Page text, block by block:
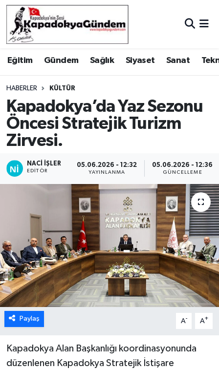
Eğitim Gündem Sağlık Siyaset Sanat
HABERLER KÜLTÜR
Kapadokya’da Yaz Sezonu
Öncesi Stratejik Turizm
Zirvesi.
NACI İŞLER
EDITÖR
05.06.2026 - 12:32
YAYINLANMA
05.06.2026 - 12:36
GÜNCELLEME
Paylaş A- A+
Kapadokya Alan Başkanlığı koordinasyonunda
düzenlenen Kapadokya Stratejik İstişare
Hava Durumu
Trafik Durumu
Süper Lig Puan Durumu ve Fikstür
Tüm Manşetler
Son Dakika Haberleri
Haber Arşivi